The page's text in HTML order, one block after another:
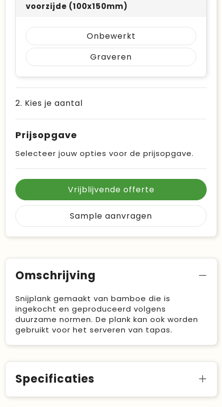
voorzijde (100x150mm)
Onbewerkt
Graveren
2. Kies je aantal
Prijsopgave
Selecteer jouw opties voor de prijsopgave.
Vrijblijvende offerte
Sample aanvragen
Omschrijving
Snijplank gemaakt van bamboe die is
ingekocht en geproduceerd volgens
duurzame normen. De plank kan ook worden
gebruikt voor het serveren van tapas.
Specificaties